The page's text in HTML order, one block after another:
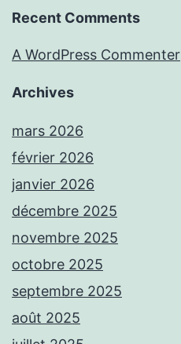
Recent Comments
A WordPress Commenter
Archives
mars 2026
février 2026
janvier 2026
décembre 2025
novembre 2025
octobre 2025
septembre 2025
août 2025